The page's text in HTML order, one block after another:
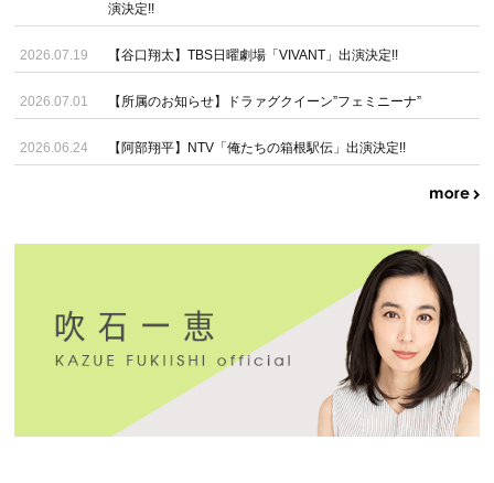
演決定!!
2026.07.19 【谷口翔太】TBS日曜劇場「VIVANT」出演決定!!
2026.07.01 【所属のお知らせ】ドラァグクイーン”フェミニーナ”
2026.06.24 【阿部翔平】NTV「俺たちの箱根駅伝」出演決定!!